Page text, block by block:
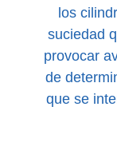
los
suciedad
provocar
de
que se